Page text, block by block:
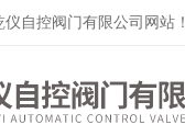
自控阀门有限公司网站！